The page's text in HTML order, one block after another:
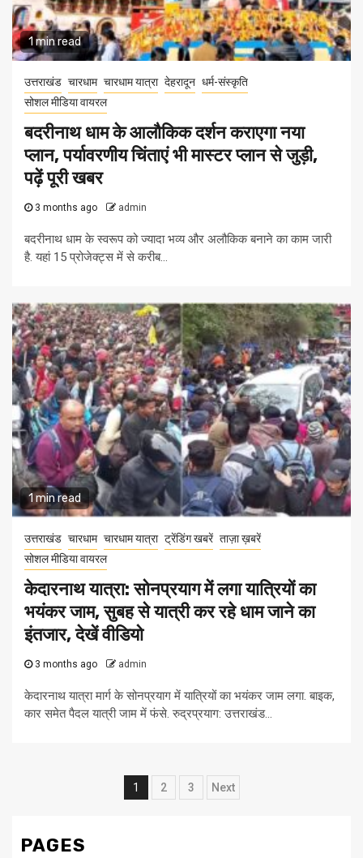
1 min read
उत्तराखंड चारधाम चारधाम यात्रा देहरादून धर्म-संस्कृति
सोशल मीडिया वायरल
बदरीनाथ धाम के आलौकिक दर्शन कराएगा नया
प्लान, पर्यावरणीय चिंताएं भी मास्टर प्लान से जुड़ी,
पढ़ें पूरी खबर
3 months ago admin
बदरीनाथ धाम के स्वरूप को ज्यादा भव्य और अलौकिक बनाने का काम जारी
है. यहां 15 प्रोजेक्ट्स में से करीब...
1 min read
उत्तराखंड चारधाम चारधाम यात्रा ट्रेंडिंग खबरें ताज़ा ख़बरें
सोशल मीडिया वायरल
केदारनाथ यात्रा: सोनप्रयाग में लगा यात्रियों का
भयंकर जाम, सुबह से यात्री कर रहे धाम जाने का
इंतजार, देखें वीडियो
3 months ago admin
केदारनाथ यात्रा मार्ग के सोनप्रयाग में यात्रियों का भयंकर जाम लगा. बाइक,
कार समेत पैदल यात्री जाम में फंसे. रुद्रप्रयाग: उत्तराखंड...
Posts
1 2 3 Next
PAGES